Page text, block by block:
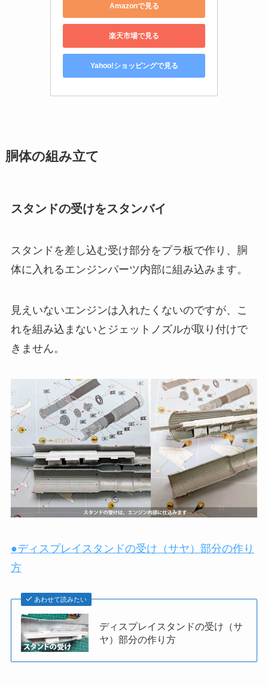
Amazonで見る
楽天市場で見る
Yahoo!ショッピングで見る
胴体の組み立て
スタンドの受けをスタンバイ
スタンドを差し込む受け部分をプラ板で作り、胴
体に入れるエンジンパーツ内部に組み込みます。
見えいないエンジンは入れたくないのですが、こ
れを組み込まないとジェットノズルが取り付けで
きません。
●ディスプレイスタンドの受け（サヤ）部分の作り
方
あわせて読みたい
ディスプレイスタンドの受け（サ
ヤ）部分の作り方